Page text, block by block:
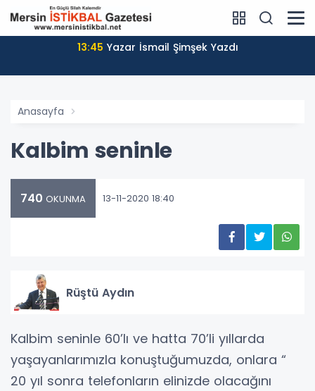
13:45 Yazar İsmail Şimşek Yazdı
Anasayfa
Kalbim seninle
740 OKUNMA 13-11-2020 18:40
Rüştü Aydın
Kalbim seninle 60’lı ve hatta 70’li yıllarda
yaşayanlarımızla konuştuğumuzda, onlara “
20 yıl sonra telefonların elinizde olacağını